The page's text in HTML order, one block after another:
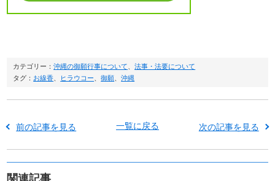
カテゴリー：沖縄の御願行事について 、法事・法要について
タグ： お線香 ヒラウコー 、御願 、沖縄
前の記事を見る 一覧に戻る 次の記事を見る
関連記事